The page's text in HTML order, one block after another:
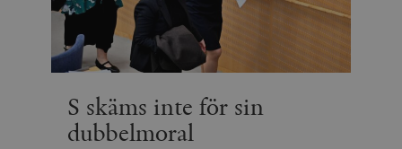
S skäms inte för sin
dubbelmoral